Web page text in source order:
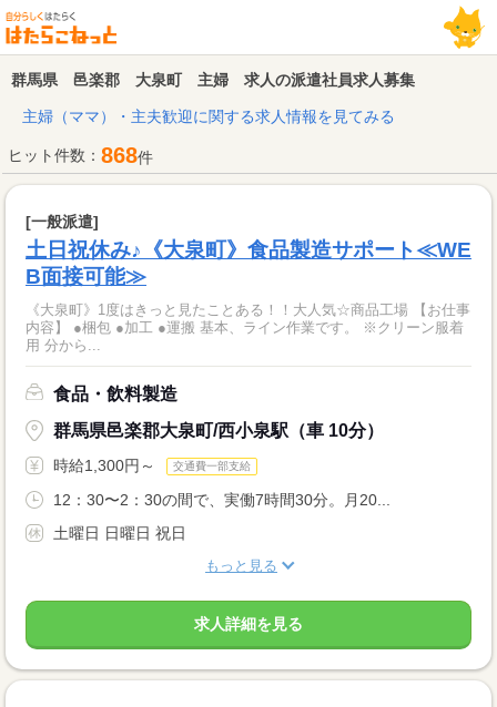
群馬県 邑楽郡 大泉町 主婦 求人の派遣社員求人募集
主婦（ママ）・主夫歓迎に関する求人情報を見てみる
ヒット件数： 868件
[一般派遣]
土日祝休み♪《大泉町》食品製造サポート≪WE
B面接可能≫
《大泉町》1度はきっと見たことある！！大人気☆商品工場 【お仕事
内容】 ●梱包 ●加工 ●運搬 基本、ライン作業です。 ※クリーン服着
用 分から...
食品・飲料製造
群馬県邑楽郡大泉町/西小泉駅（車 10分）
時給1,300円～ 交通費一部支給
12：30〜2：30の間で、実働7時間30分。月20...
土曜日 日曜日 祝日
もっと見る
求人詳細を見る